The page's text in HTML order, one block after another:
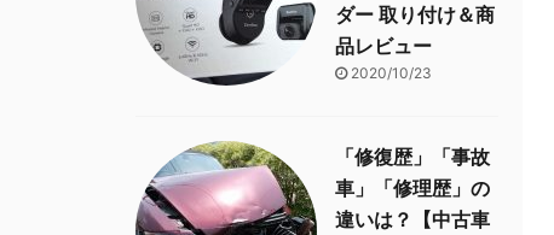
ダー 取り付け＆商
品レビュー
2020/10/23
「修復歴」「事故
車」「修理歴」の
違いは？【中古車